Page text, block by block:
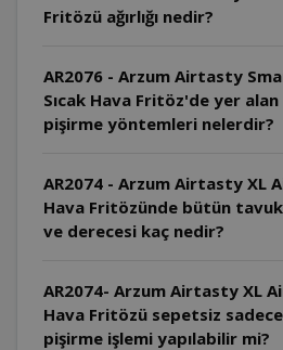
Fritözü ağırlığı nedir?
AR2076 - Arzum Airtasty
Sıcak Hava Fritöz'de yer alan 7 otomatik
pişirme yöntemleri nelerdir?
AR2074 - Arzum Airtasty XL
Hava Fritözünde bütün
ve derecesi kaç nedir?
AR2074- Arzum Airtasty XL
Hava Fritözü sepetsiz
pişirme işlemi yapılabilir mi?